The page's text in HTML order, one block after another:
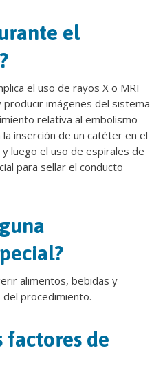
el
el uso de rayos X o MRI
imágenes del sistema
relativa al embolismo
inserción de un catéter en el
luego el uso de espirales de
para sellar el conducto
alimentos, bebidas y
procedimiento.
factores de